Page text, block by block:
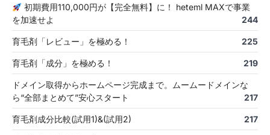
初期費用110,000円が【完全無料】に！ heteml MAXで事業
を加速せよ
244
育毛剤「レビュー」を極める！ 225
育毛剤「成分」を極める！ 219
ドメイン取得からホームページ完成まで。ムームードメインな
ら“全部まとめて”安心スタート
217
育毛剤成分比較(試用1)&(試用2) 217